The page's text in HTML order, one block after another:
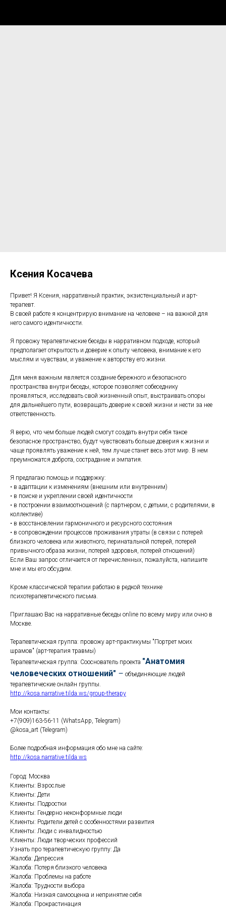
Ксения Косачева
Привет! Я Ксения, нарративный практик, экзистенциальный и арт-
терапевт.
В своей работе я концентрирую внимание на человеке – на важной для
него самого идентичности.
Я провожу терапевтические беседы в нарративном подходе, который
предполагает открытость и доверие к опыту человека, внимание к его
мыслям и чувствам, и уважение к авторству его жизни.
Для меня важным является создание бережного и безопасного
пространства внутри беседы, которое позволяет собеседнику
проявляться, исследовать свой жизненный опыт, выстраивать опоры
для дальнейшего пути, возвращать доверие к своей жизни и нести за нее
ответственность.
Я верю, что чем больше людей смогут создать внутри себя такое
безопасное пространство, будут чувствовать больше доверия к жизни и
чаще проявлять уважение к ней, тем лучше станет весь этот мир. В нем
преумножатся доброта, сострадание и эмпатия.
Я предлагаю помощь и поддержку:
• в адаптации к изменениям (внешним или внутренним)
• в поиске и укреплении своей идентичности
• в построении взаимоотношений (с партнером, с детьми, с родителями, в
коллективе)
• в восстановлении гармоничного и ресурсного состояния
• в сопровождении процессов проживания утраты (в связи с потерей
близкого человека или животного, перинатальной потерей, потерей
привычного образа жизни, потерей здоровья, потерей отношений)
Если Ваш запрос отличается от перечисленных, пожалуйста, напишите
мне и мы его обсудим.
Кроме классической терапии работаю в редкой технике
психотерапевтического письма.
Приглашаю Вас на нарративные беседы online по всему миру или очно в
Москве.
Терапевтическая группа: провожу арт-практикумы "Портрет моих
шрамов" (арт-терапия травмы)
Терапевтическая группа: Сооснователь проекта "Анатомия
человеческих отношений" – объединяющие людей
терапевтические онлайн группы.
http://kosa.narrative.tilda.ws/group-therapy
Мои контакты:
+7(909)163-56-11 (WhatsApp, Telegram)
@kosa_art (Telegram)
Более подробная информация обо мне на сайте:
http://kosa.narrative.tilda.ws
Город: Москва
Клиенты: Взрослые
Клиенты: Дети
Клиенты: Подростки
Клиенты: Гендерно неконформные люди
Клиенты: Родители детей с особенностями развития
Клиенты: Люди с инвалидностью
Клиенты: Люди творческих профессий
Узнать про терапевтическую группу: Да
Жалоба: Депрессия
Жалоба: Потеря близкого человека
Жалоба: Проблемы на работе
Жалоба: Трудности выбора
Жалоба: Низкая самооценка и непринятие себя
Жалоба: Прокрастинация